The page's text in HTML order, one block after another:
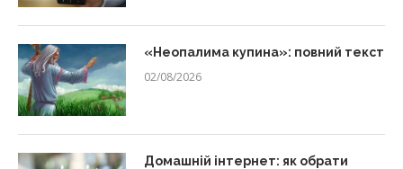
«Неопалима купина»: повний текст
02/08/2026
Домашній інтернет: як обрати